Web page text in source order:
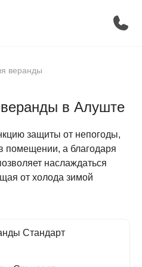
веранды
в Алуште
защиты от непогоды,
помещении, а благодаря
наслаждаться
от холода зимой
флаконе по приятной